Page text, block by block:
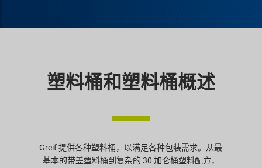
塑料桶和塑料桶概述
Greif 提供各种塑料桶，以满足各种包装需求。从最
基本的带盖塑料桶到复杂的 30 加仑桶塑料配方，